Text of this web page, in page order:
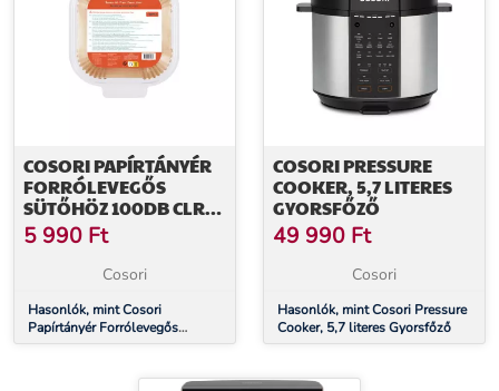
COSORI PAPÍRTÁNYÉR
FORRÓLEVEGŐS
SÜTŐHÖZ 100DB CLR-
R601-NEU
5 990 Ft
Cosori
Hasonlók, mint Cosori
Papírtányér Forrólevegős
Sütőhöz 100db CLR-R601-NEU
COSORI PRESSURE
COOKER, 5,7 LITERES
GYORSFŐZŐ
49 990 Ft
Cosori
Hasonlók, mint Cosori Pressure
Cooker, 5,7 literes Gyorsfőző